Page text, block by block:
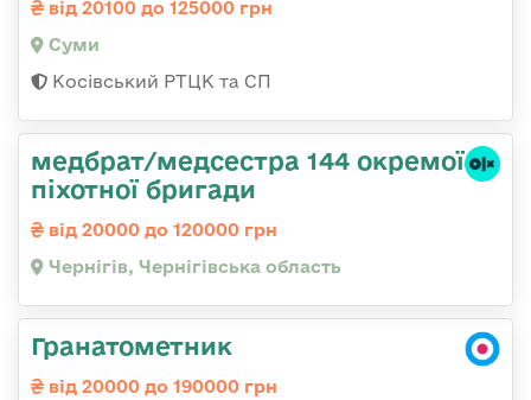
від 20100 до 125000 грн
Суми
Косівський РТЦК та СП
медбрат/медсестра 144 окремої
піхотної бригади
від 20000 до 120000 грн
Чернігів, Чернігівська область
Гранатометник
від 20000 до 190000 грн